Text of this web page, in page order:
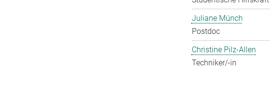
Juliane Münch
Postdoc
Christine Pilz-Allen
Techniker/-in